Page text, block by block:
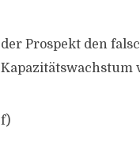
der Prospekt den
Kapazitätswachstum
f)